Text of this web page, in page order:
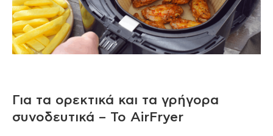
Για τα ορεκτικά και τα γρήγορα
συνοδευτικά – To AirFryer